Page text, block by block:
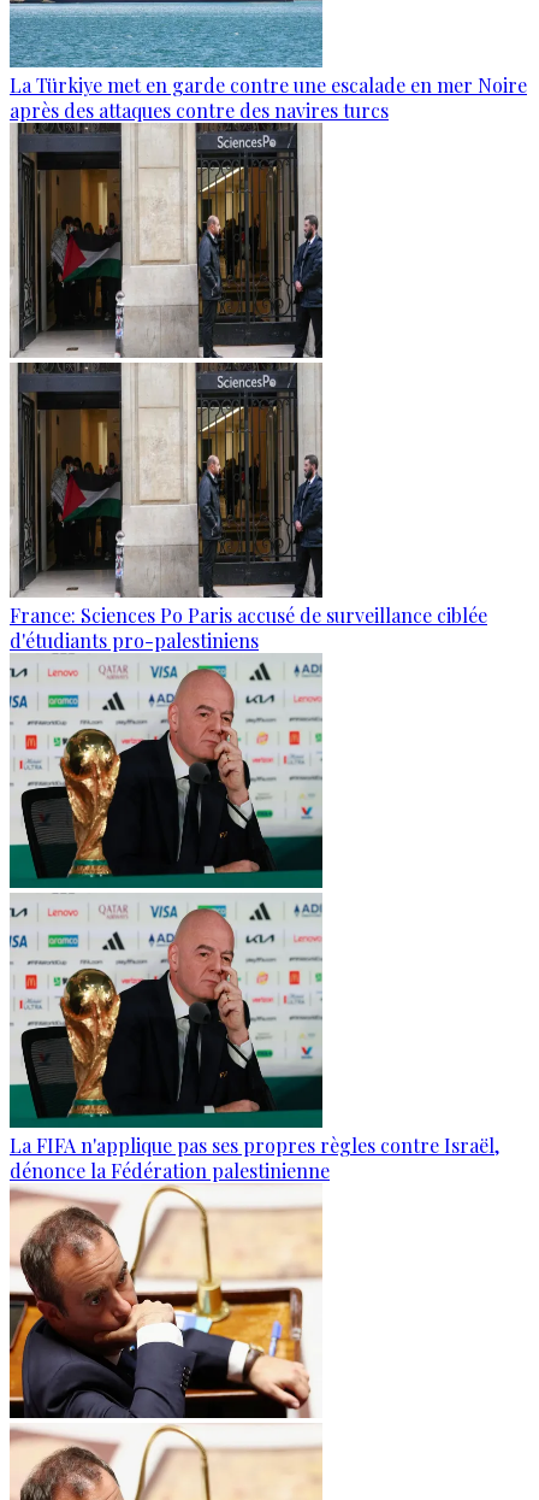
La Türkiye met en garde contre une escalade en mer Noire
après des attaques contre des navires turcs
France: Sciences Po Paris accusé de surveillance ciblée
d'étudiants pro-palestiniens
La FIFA n'applique pas ses propres règles contre Israël,
dénonce la Fédération palestinienne